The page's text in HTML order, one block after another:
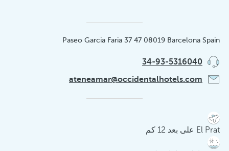
Paseo Garcia Faria 37 47 08019 Barcelona Spain
34-93-5316040
ateneamar@occidentalhotels.com
El Prat على بعد 12 كم